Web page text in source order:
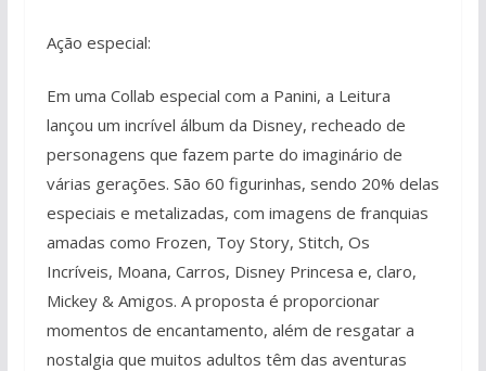
Ação especial:
Em uma Collab especial com a Panini, a Leitura
lançou um incrível álbum da Disney, recheado de
personagens que fazem parte do imaginário de
várias gerações. São 60 figurinhas, sendo 20% delas
especiais e metalizadas, com imagens de franquias
amadas como Frozen, Toy Story, Stitch, Os
Incríveis, Moana, Carros, Disney Princesa e, claro,
Mickey & Amigos. A proposta é proporcionar
momentos de encantamento, além de resgatar a
nostalgia que muitos adultos têm das aventuras